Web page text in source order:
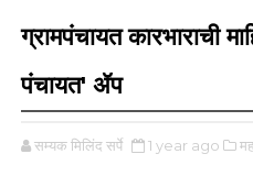
ग्रामपंचायत कारभाराची
पंचायत' ॲप
सम्यक मिलिंद सर्पे 1 year ago